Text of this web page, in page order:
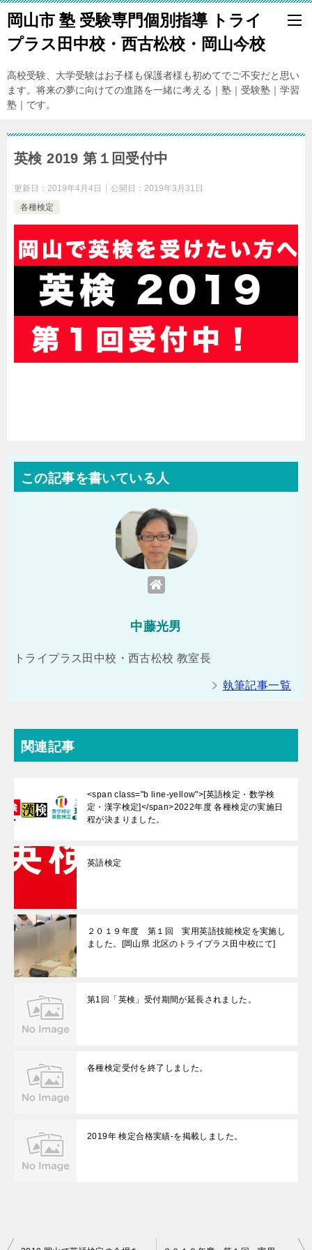
岡山市 塾 受験専門個別指導 トライ
プラス田中校・西古松校・岡山今校
高校受験、大学受験はお子様も保護者様も初めてでご不安だと思い
ます。将来の夢に向けての進路を一緒に考える｜塾｜受験塾｜学習
塾｜です。
英検 2019 第１回受付中
更新日： 2019年4月4日 公開日： 2019年3月31日
各種検定
この記事を書いている人
中藤光男
トライプラス田中校・西古松校 教室長
執筆記事一覧
関連記事
<span class="b line-yellow">[英語検定・数学検
定・漢字検定]</span>2022年度 各種検定の実施日
程が決まりました。
英語検定
２０１９年度 第１回 実用英語技能検定を実施し
ました。[岡山県 北区のトライプラス田中校にて]
第1回「英検」受付期間が延長されました。
各種検定受付を終了しました。
2019年 検定合格実績-を掲載しました。